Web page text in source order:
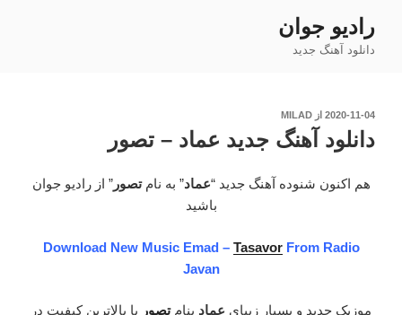
محتوا
رادیو جوان
دانلود آهنگ جدید
نوشته‌شده
2020-11-04 از MILAD
دانلود آهنگ جدید عماد – تصور
هم اکنون شنوده آهنگ جدید “عماد” به نامتصور” از رادیو جوان
باشید
Download New Music Emad – TasavorFrom Radio
Javan
موزیک جدید و بسیار زیبای عماد بنام تصور با بالاترین کیفیت در